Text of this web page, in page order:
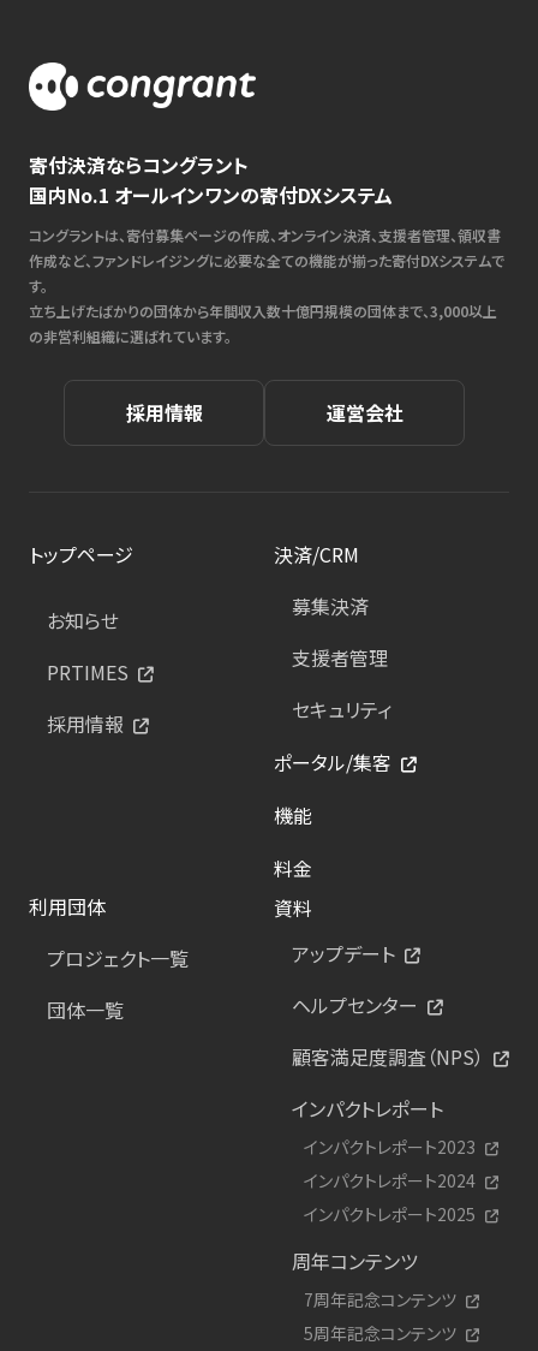
寄付決済ならコングラント
国内No.1 オールインワンの寄付DXシステム
コングラントは、寄付募集ページの作成、オンライン決済、支援者管理、領収書
作成など、ファンドレイジングに必要な全ての機能が揃った寄付DXシステムで
す。
立ち上げたばかりの団体から年間収入数十億円規模の団体まで、3,000以上
の非営利組織に選ばれています。
採用情報 運営会社
トップページ
お知らせ
PRTIMES
採用情報
決済/CRM
募集決済
支援者管理
セキュリティ
ポータル/集客
機能
料金
利用団体
プロジェクト一覧
団体一覧
資料
アップデート
ヘルプセンター
顧客満足度調査（NPS）
インパクトレポート
インパクトレポート2023
インパクトレポート2024
インパクトレポート2025
周年コンテンツ
7周年記念コンテンツ
5周年記念コンテンツ